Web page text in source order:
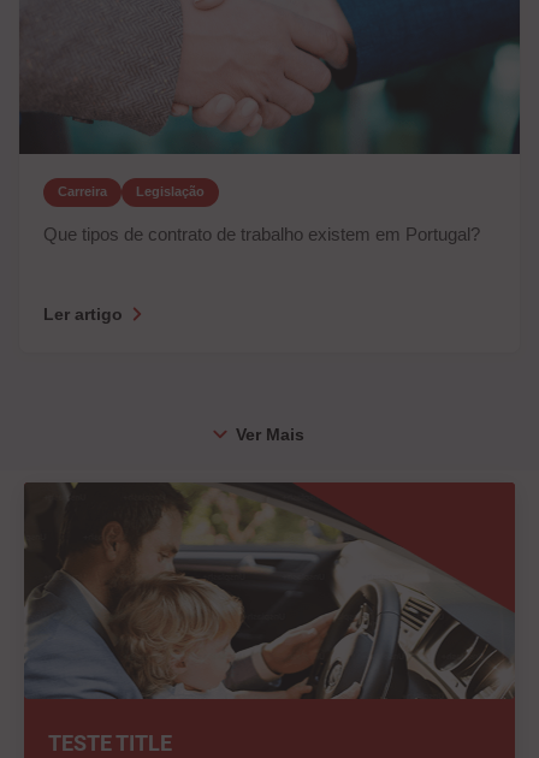
Carreira Legislação
Que tipos de contrato de trabalho existem em Portugal?
Ler artigo
TESTE TITLE